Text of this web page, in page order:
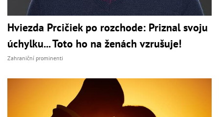
Hviezda Prcičiek po rozchode: Priznal svoju
úchylku... Toto ho na ženách vzrušuje!
Zahraniční prominenti